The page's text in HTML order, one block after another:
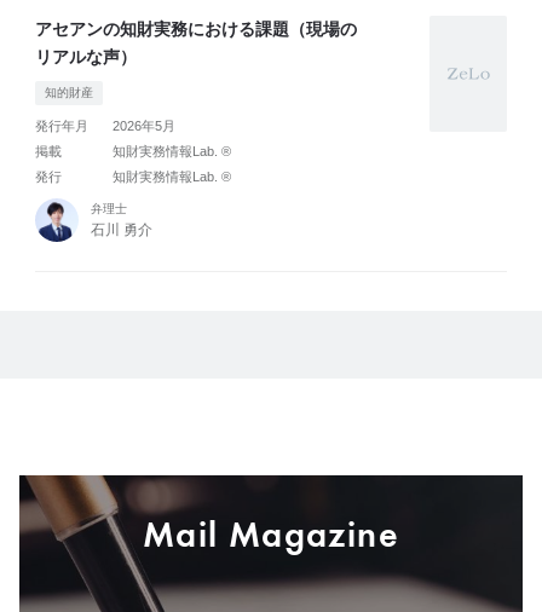
アセアンの知財実務における課題（現場の
リアルな声）
知的財産
発行年月
2026年5月
掲載
知財実務情報Lab. ®
発行
知財実務情報Lab. ®
弁理士
石川 勇介
Mail Magazine